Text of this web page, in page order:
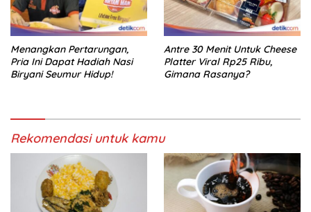
Menangkan Pertarungan,
Pria Ini Dapat Hadiah Nasi
Biryani Seumur Hidup!
Antre 30 Menit Untuk Cheese
Platter Viral Rp25 Ribu,
Gimana Rasanya?
Rekomendasi untuk kamu